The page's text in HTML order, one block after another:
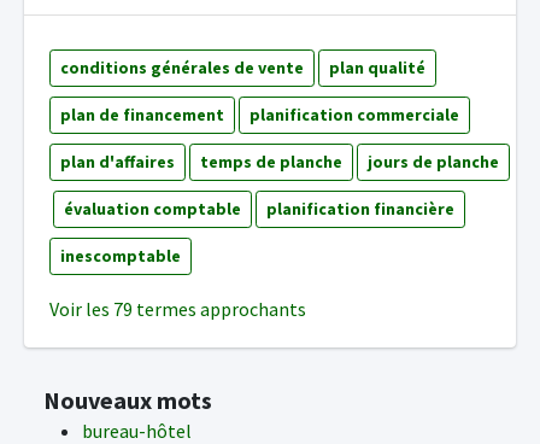
conditions générales de vente plan qualité
plan de financement planification commerciale
plan d'affaires temps de planche jours de planche
évaluation comptable planification financière
inescomptable
Voir les 79 termes approchants
Nouveaux mots
bureau-hôtel